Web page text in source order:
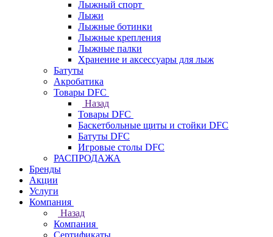
Лыжный спорт
Лыжи
Лыжные ботинки
Лыжные крепления
Лыжные палки
Хранение и аксессуары для лыж
Батуты
Акробатика
Товары DFC
Назад
Товары DFC
Баскетбольные щиты и стойки DFC
Батуты DFC
Игровые столы DFC
РАСПРОДАЖА
Бренды
Акции
Услуги
Компания
Назад
Компания
Сертификаты